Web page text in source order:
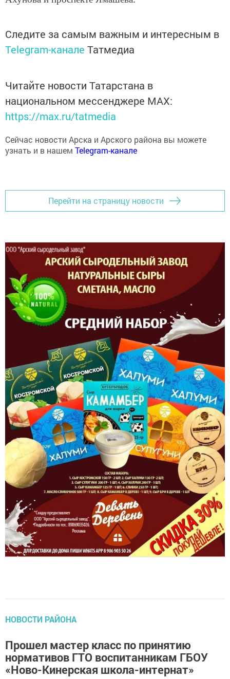
Следите за самым важным и интересным в
Telegram-канале Татмедиа
Читайте новости Татарстана в
национальном мессенджере MАХ:
https://max.ru/tatmedia
Сейчас новости Арска и Арского района вы можете
узнать и в нашем Telegram-канале
Перейти на страницу новости
НОВОСТИ РАЙОНА
Прошел мастер класс по принятию
нормативов ГТО воспитанникам ГБОУ
«Ново-Кинерская школа-интернат»